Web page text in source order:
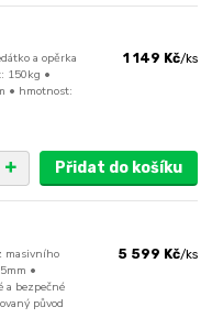
a opěrka
150kg •
• hmotnost:
1 149 Kč/ks
Přidat do košíku
masivního
•
a bezpečné
původ
5 599 Kč/ks